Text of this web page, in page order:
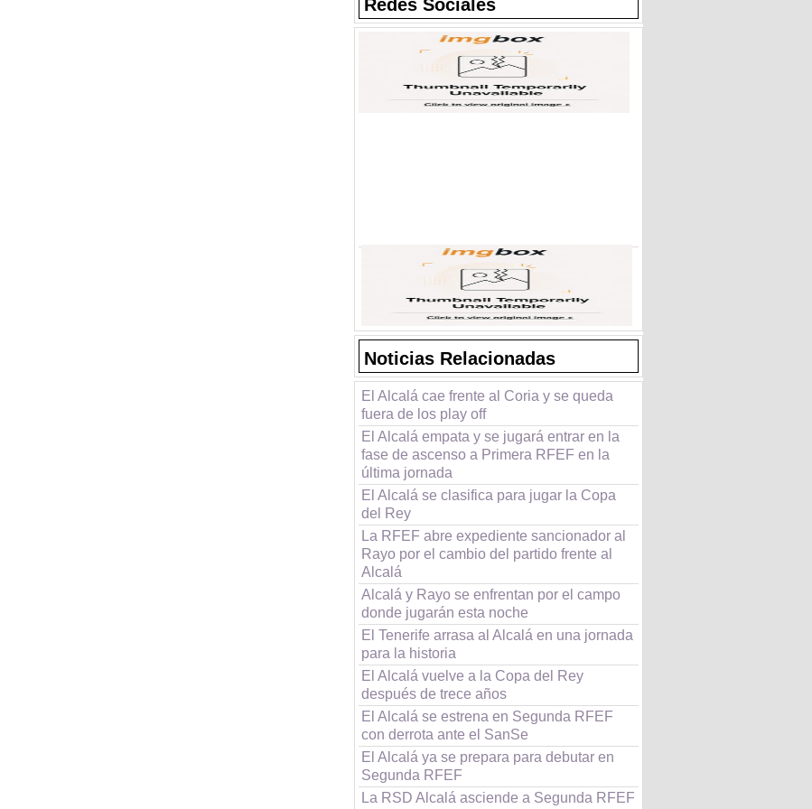
Redes Sociales
Noticias Relacionadas
El Alcalá cae frente al Coria y se queda
fuera de los play off
El Alcalá empata y se jugará entrar en la
fase de ascenso a Primera RFEF en la
última jornada
El Alcalá se clasifica para jugar la Copa
del Rey
La RFEF abre expediente sancionador al
Rayo por el cambio del partido frente al
Alcalá
Alcalá y Rayo se enfrentan por el campo
donde jugarán esta noche
El Tenerife arrasa al Alcalá en una jornada
para la historia
El Alcalá vuelve a la Copa del Rey
después de trece años
El Alcalá se estrena en Segunda RFEF
con derrota ante el SanSe
El Alcalá ya se prepara para debutar en
Segunda RFEF
La RSD Alcalá asciende a Segunda RFEF